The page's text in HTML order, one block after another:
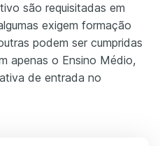
são requisitadas em
exigem formação
podem ser cumpridas
apenas o Ensino Médio,
de entrada no